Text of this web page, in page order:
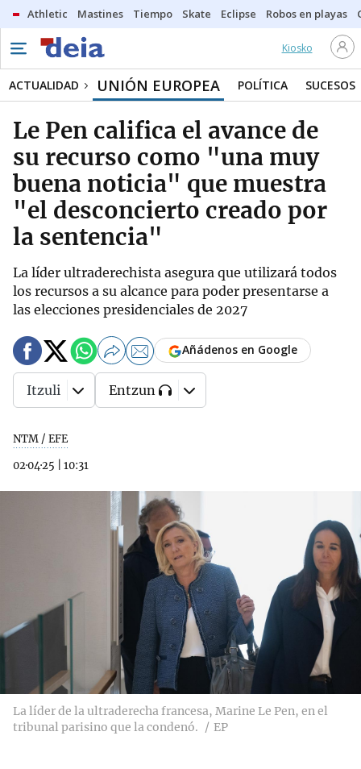
Athletic Mastines Tiempo Skate Eclipse Robos en playas
Kiosko
ACTUALIDAD UNIÓN EUROPEA POLÍTICA SUCESOS
Le Pen califica el avance de
su recurso como "una muy
buena noticia" que muestra
"el desconcierto creado por
la sentencia"
La líder ultraderechista asegura que utilizará todos
los recursos a su alcance para poder presentarse a
las elecciones presidenciales de 2027
NTM / EFE
02·04·25
10:31
Añádenos en Google
Itzuli Entzun
La líder de la ultraderecha francesa, Marine Le Pen, en el
tribunal parisino que la condenó.
EP